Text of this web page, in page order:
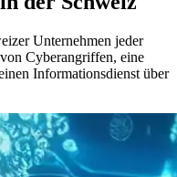
Unternehmen jeder
Cyberangriffen, eine
Informationsdienst über